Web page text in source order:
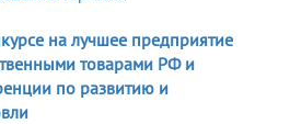
на лучшее предприятие
товарами РФ и
по развитию и